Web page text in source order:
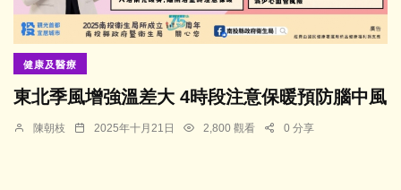
健康及醫療
東北季風增強溫差大 4時段注意保暖預防腦中風
陳朝枝 2025年十月21日 2,800 觀看 0 分享